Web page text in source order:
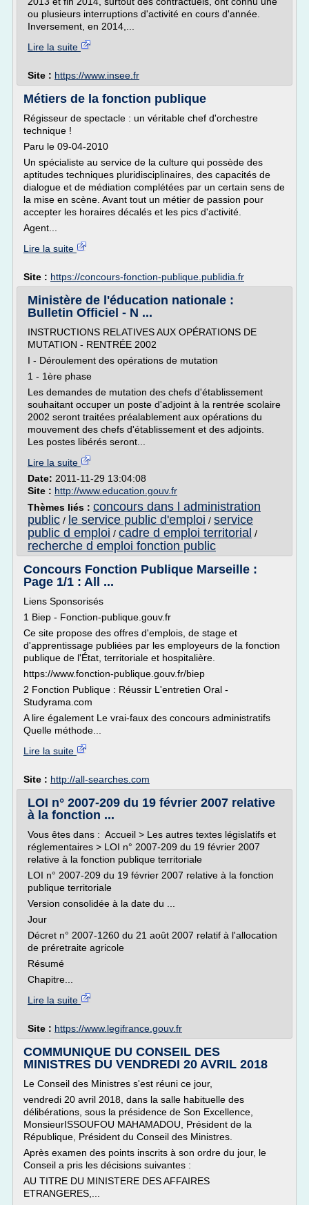
ou plusieurs interruptions d'activité en cours d'année.
Inversement, en 2014,...
Lire la suite
Site : https://www.insee.fr
Métiers de la fonction publique
Régisseur de spectacle : un véritable chef d'orchestre
technique !
Paru le 09-04-2010
Un spécialiste au service de la culture qui possède des
aptitudes techniques pluridisciplinaires, des capacités de
dialogue et de médiation complétées par un certain sens de
la mise en scène. Avant tout un métier de passion pour
accepter les horaires décalés et les pics d'activité.
Agent...
Lire la suite
Site : https://concours-fonction-publique.publidia.fr
Ministère de l'éducation nationale :
Bulletin Officiel - N ...
INSTRUCTIONS RELATIVES AUX OPÉRATIONS DE
MUTATION - RENTRÉE 2002
I - Déroulement des opérations de mutation
1 - 1ère phase
Les demandes de mutation des chefs d'établissement
souhaitant occuper un poste d'adjoint à la rentrée scolaire
2002 seront traitées préalablement aux opérations du
mouvement des chefs d'établissement et des adjoints.
Les postes libérés seront...
Lire la suite
Date: 2011-11-29 13:04:08
Site : http://www.education.gouv.fr
Thèmes liés : concours dans l administration
public / le service public d'emploi / service
public d emploi / cadre d emploi territorial /
recherche d emploi fonction public
Concours Fonction Publique Marseille :
Page 1/1 : All ...
Liens Sponsorisés
1 Biep - Fonction-publique.gouv.fr
Ce site propose des offres d'emplois, de stage et
d'apprentissage publiées par les employeurs de la fonction
publique de l'État, territoriale et hospitalière.
https://www.fonction-publique.gouv.fr/biep
2 Fonction Publique : Réussir L'entretien Oral -
Studyrama.com
A lire également Le vrai-faux des concours administratifs
Quelle méthode...
Lire la suite
Site : http://all-searches.com
LOI n° 2007-209 du 19 février 2007 relative
à la fonction ...
Vous êtes dans : Accueil > Les autres textes législatifs et
réglementaires > LOI n° 2007-209 du 19 février 2007
relative à la fonction publique territoriale
LOI n° 2007-209 du 19 février 2007 relative à la fonction
publique territoriale
Version consolidée à la date du ...
Jour
Décret n° 2007-1260 du 21 août 2007 relatif à l'allocation
de préretraite agricole
Résumé
Chapitre...
Lire la suite
Site : https://www.legifrance.gouv.fr
COMMUNIQUE DU CONSEIL DES
MINISTRES DU VENDREDI 20 AVRIL 2018
Le Conseil des Ministres s'est réuni ce jour,
vendredi 20 avril 2018, dans la salle habituelle des
délibérations, sous la présidence de Son Excellence,
MonsieurISSOUFOU MAHAMADOU, Président de la
République, Président du Conseil des Ministres.
Après examen des points inscrits à son ordre du jour, le
Conseil a pris les décisions suivantes :
AU TITRE DU MINISTERE DES AFFAIRES
ETRANGERES,...